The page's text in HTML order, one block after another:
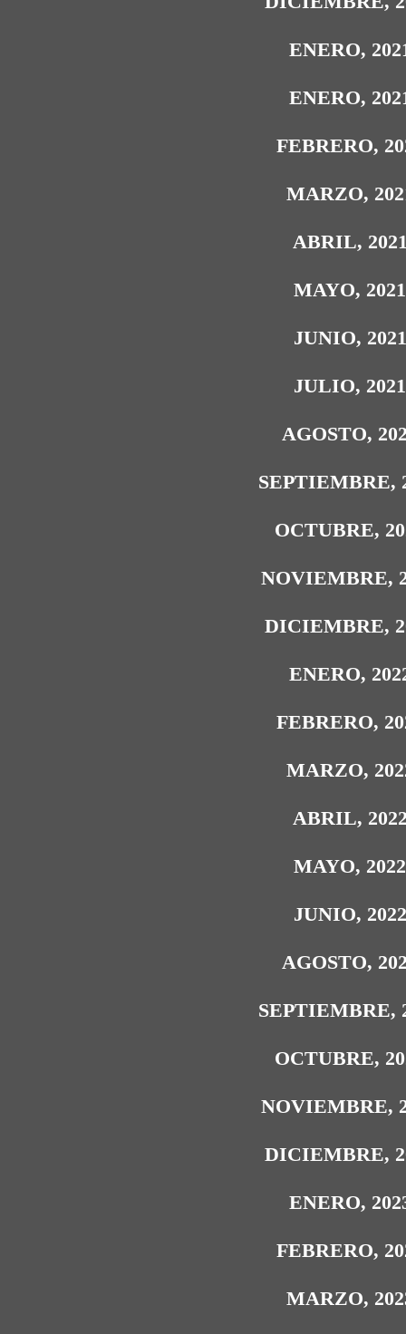
ENERO,
ENERO,
FEBRERO,
MARZO,
ABRIL,
MAYO, 2021
JUNIO, 2021
JULIO, 2021
AGOSTO,
SEPTIEMBRE,
OCTUBRE,
NOVIEMBRE,
DICIEMBRE,
ENERO,
FEBRERO,
MARZO,
ABRIL,
MAYO, 2022
JUNIO, 2022
AGOSTO,
SEPTIEMBRE,
OCTUBRE,
NOVIEMBRE,
DICIEMBRE,
ENERO,
FEBRERO,
MARZO,